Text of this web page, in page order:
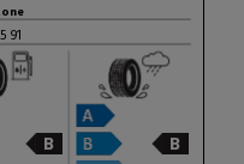
91
B B